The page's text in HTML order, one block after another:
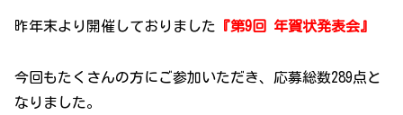
昨年末より開催しておりました 『第9回 年賀状発表会』
今回もたくさんの方にご参加いただき、応募総数289点と
なりました。